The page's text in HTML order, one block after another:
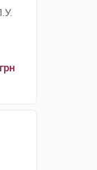
грн